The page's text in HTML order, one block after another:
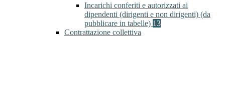
Incarichi conferiti e autorizzati ai
dipendenti (dirigenti e non dirigenti) (da
pubblicare in tabelle) 13
Contrattazione collettiva